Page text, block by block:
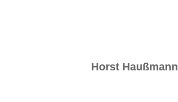
Horst Haußmann